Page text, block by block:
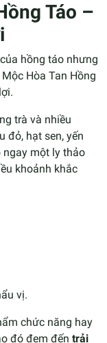
Táo –
hồng táo nhưng
Hòa Tan Hồng
trà và nhiều
đỏ, hạt sen, yến
ngay một ly thảo
khoảnh khắc
vị.
chức năng hay
đó đem đến trải